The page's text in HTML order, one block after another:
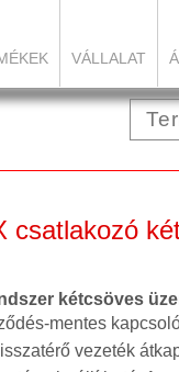
VÁLLALAT
csatlakozó
kétcsöves
mentes
vezeték